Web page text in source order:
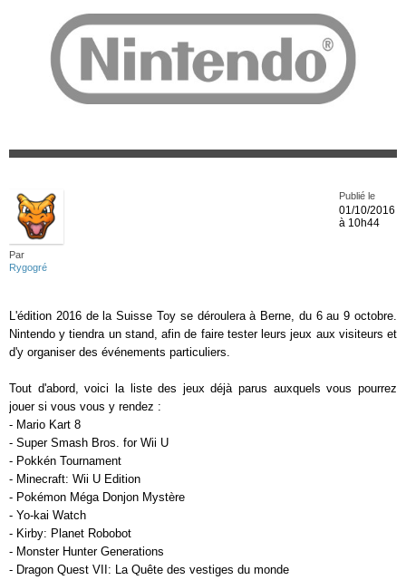
Par
Rygogré
Publié le
01/10/2016
à 10h44
L'édition 2016 de la Suisse Toy se déroulera à Berne, du 6 au 9 octobre.
Nintendo y tiendra un stand, afin de faire tester leurs jeux aux visiteurs et
d'y organiser des événements particuliers.
Tout d'abord, voici la liste des jeux déjà parus auxquels vous pourrez
jouer si vous vous y rendez :
- Mario Kart 8
- Super Smash Bros. for Wii U
- Pokkén Tournament
- Minecraft: Wii U Edition
- Pokémon Méga Donjon Mystère
- Yo-kai Watch
- Kirby: Planet Robobot
- Monster Hunter Generations
- Dragon Quest VII: La Quête des vestiges du monde